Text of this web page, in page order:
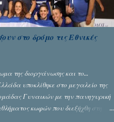
στο δρόμο τις Εθνικές
της διοργάνωσης και το...
υποκλίθηκε στο μεγαλείο της
Γυναικών με την πανηγυρική
κωφών που διεξήχθη στη